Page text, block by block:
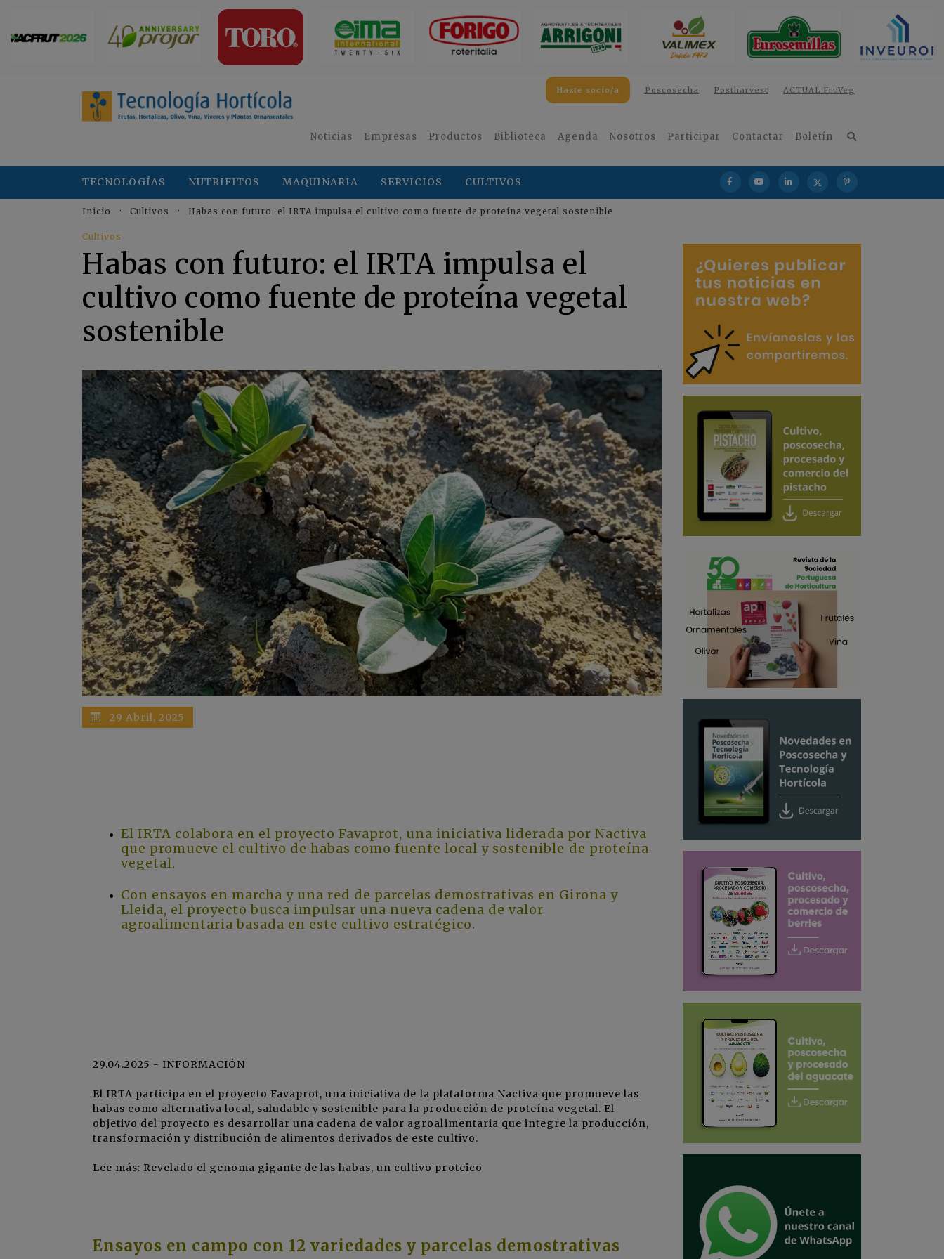
Hazte socio/a Poscosecha Postharvest ACTUAL FruVeg
Noticias Empresas Productos Biblioteca Agenda Nosotros Participar Contactar Boletín
TECNOLOGÍAS NUTRIFITOS MAQUINARIA SERVICIOS CULTIVOS
Inicio Cultivos Habas con futuro: el IRTA impulsa el cultivo como fuente de proteína vegetal sostenible
Cultivos
Habas con futuro: el IRTA impulsa el
cultivo como fuente de proteína vegetal
sostenible
29 Abril, 2025
El IRTA colabora en el proyecto Favaprot, una iniciativa liderada por Nactiva
que promueve el cultivo de habas como fuente local y sostenible de proteína
vegetal.
Con ensayos en marcha y una red de parcelas demostrativas en Girona y
Lleida, el proyecto busca impulsar una nueva cadena de valor
agroalimentaria basada en este cultivo estratégico.
29.04.2025 - INFORMACIÓN
ElIRTA participa en el proyecto Favaprot, una iniciativa de la plataforma Nactiva que promueve las
habas como alternativa local, saludable y sostenible para la producción de proteína vegetal. El
objetivo del proyecto es desarrollar una cadena de valor agroalimentaria que integre la producción,
transformación y distribución de alimentos derivados de este cultivo.
Lee más: Revelado el genoma gigante de las habas, un cultivo proteico
Ensayos en campo con 12 variedades y parcelas demostrativas